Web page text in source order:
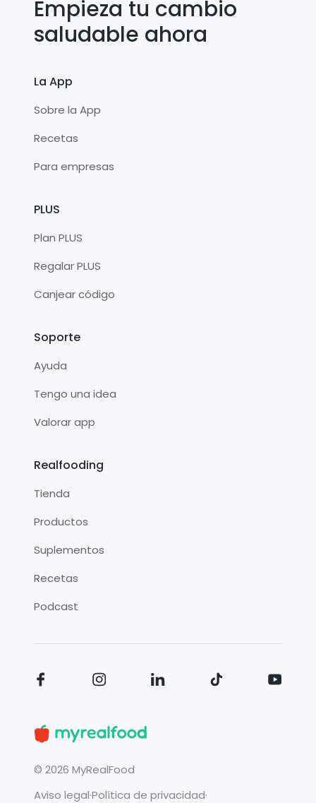
Empieza tu cambio
saludable ahora
La App
Sobre la App
Recetas
Para empresas
PLUS
Plan PLUS
Regalar PLUS
Canjear código
Soporte
Ayuda
Tengo una idea
Valorar app
Realfooding
Tienda
Productos
Suplementos
Recetas
Podcast
© 2026 MyRealFood
Aviso legal·Política de privacidad·